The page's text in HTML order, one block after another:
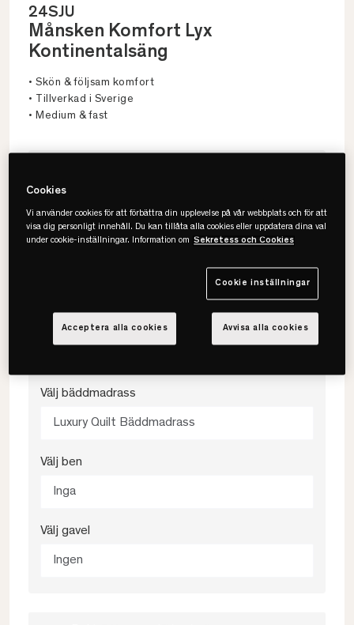
24SJU
Månsken Komfort Lyx
Kontinentalsäng
• Skön & följsam komfort
• Tillverkad i Sverige
• Medium & fast
180x200
Välj fasthet
Välj bäddmadrass
Luxury Quilt Bäddmadrass
Välj ben
Inga
Välj gavel
Ingen
Cookies
Vi använder cookies för att förbättra din upplevelse på vår webbplats och för att
visa dig personligt innehåll. Du kan tillåta alla cookies eller uppdatera dina val
under cookie-inställningar. Information om Sekretess och Cookies
Cookie inställningar
Avvisa alla cookies
Acceptera alla cookies